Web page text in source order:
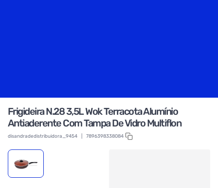
Frigideira N.28 3,5L Wok Terracota Alumínio
Antiaderente Com Tampa De Vidro Multiflon
disandradedistribuidora_9454 7896398338084